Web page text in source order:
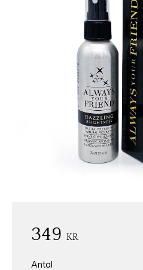
349 KR
Antal